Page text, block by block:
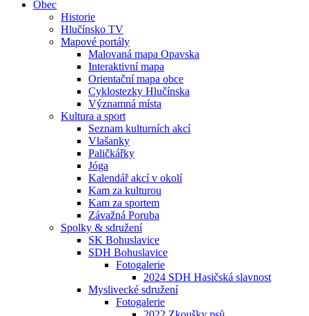
Obec
Historie
Hlučínsko TV
Mapové portály
Malovaná mapa Opavska
Interaktivní mapa
Orientační mapa obce
Cyklostezky Hlučínska
Významná místa
Kultura a sport
Seznam kulturních akcí
Vlašanky
Paličkářky
Jóga
Kalendář akcí v okolí
Kam za kulturou
Kam za sportem
Závažná Poruba
Spolky & sdružení
SK Bohuslavice
SDH Bohuslavice
Fotogalerie
2024 SDH Hasičská slavnost
Myslivecké sdružení
Fotogalerie